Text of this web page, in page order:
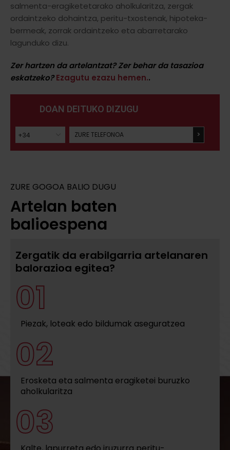
salmenta-eragiketetarako aholkularitza, zergak
ordaintzeko dohaintza, peritu-txostenak, hipoteka-
bermeak, zorrak ordaintzeko eta abarretarako
lagunduko dizu.
Zer hartzen da artelantzat? Zer behar da tasazioa
eskatzeko? Ezagutu ezazu hemen..
DOAN DEITUKO DIZUGU
ZURE GOGOA BALIO DUGU
Artelan baten
balioespena
Zergatik da erabilgarria artelanaren
balorazioa egitea?
01
Piezak, loteak edo bildumak aseguratzea
02
Erosketa eta salmenta eragiketei buruzko
aholkularitza
03